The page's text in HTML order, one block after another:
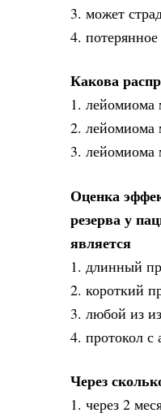
3. может
4.
Какова
1. лейомиома
2. лейомиома
3. лейомиома
Оценка
резерва у
является
1. длинный
2. короткий
3. любой из
4. протокол с
Через
1. через 2